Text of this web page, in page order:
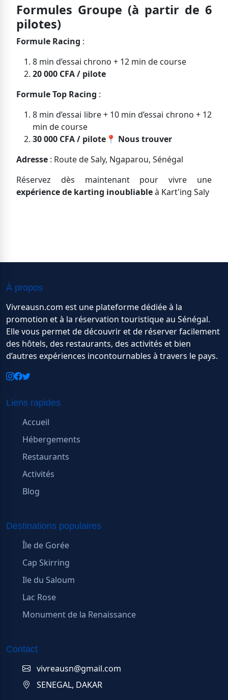
Formules Groupe (à partir de 6
pilotes)
Formule Racing :
8 min d’essai chrono + 12 min de course
20 000 CFA / pilote
Formule Top Racing :
8 min d’essai libre + 10 min d’essai chrono + 12
min de course
30 000 CFA / pilote 📍 Nous trouver
Adresse : Route de Saly, Ngaparou, Sénégal
Réservez dès maintenant pour vivre une
expérience de karting inoubliableà Kart'ing Saly
À propos
Vivreausn.com est une plateforme dédiée à la
promotion et à la réservation touristique au Sénégal.
Elle vous permet de découvrir et de réserver facilement
des hôtels, des restaurants, des activités et bien
d’autres expériences incontournables à travers le pays.
Liens rapides
Accueil
Hébergements
Restaurants
Activités
Blog
Destinations populaires
Île de Gorée
Cap Skirring
Ile du Saloum
Lac Rose
Monument de la Renaissance
Contact
vivreausn@gmail.com
SENEGAL, DAKAR